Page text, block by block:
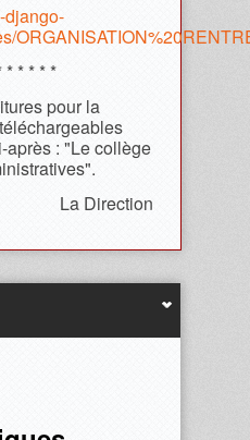
django-
* * * * *
pour la
après : "Le collège
La Direction